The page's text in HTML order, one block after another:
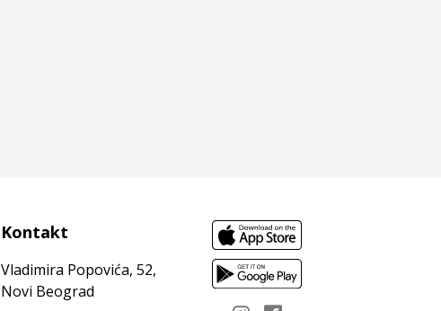
Kontakt
Vladimira Popovića, 52,
Novi Beograd